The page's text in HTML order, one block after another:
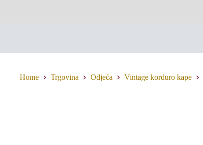
Home Trgovina Odjeća Vintage korduro kape